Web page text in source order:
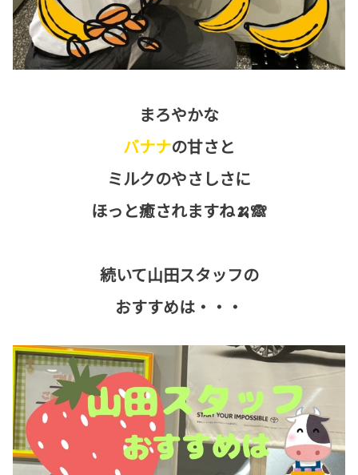
まろやかな
バナナの甘さと
ミルクのやさしさに
ほっと癒されますね🍌🙈
続いて山田スタッフの
おすすめは・・・